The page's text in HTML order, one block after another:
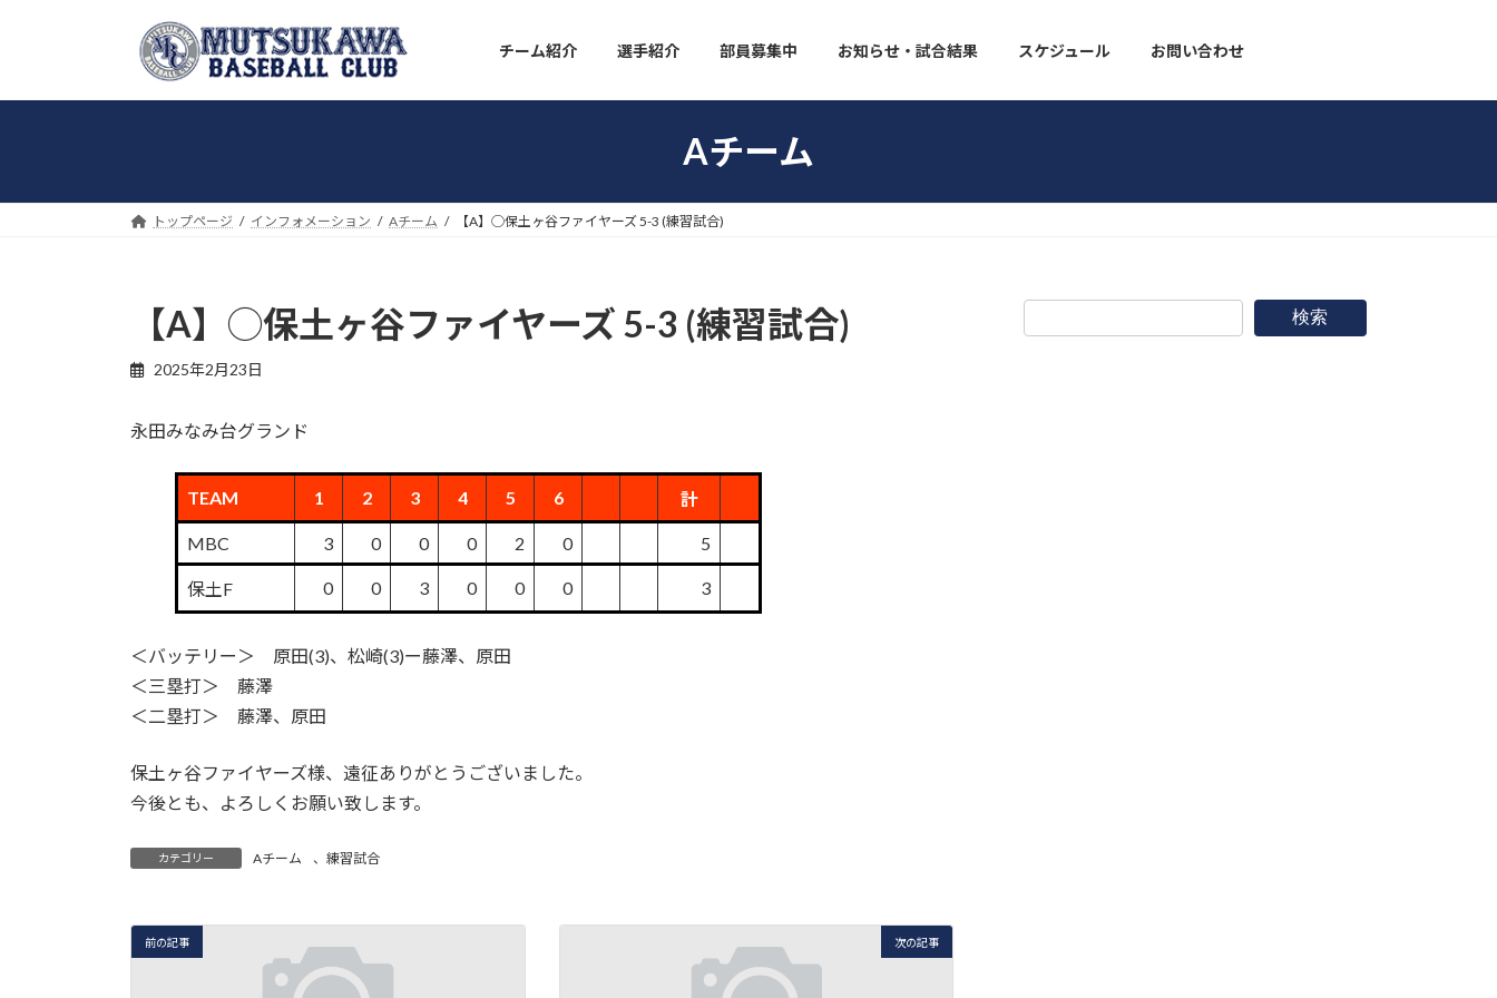
キ
に
チーム紹介 選手紹介 部員募集中 お知らせ・試合結果 スケジュール お問い合わせ
Aチーム
トップページ インフォメーション Aチーム 【A】◯保土ヶ谷ファイヤーズ 5-3 (練習試合)
【A】◯保土ヶ谷ファイヤーズ 5-3 (練習試合)
2025年2月23日
永田みなみ台グランド
TEAM 1 2 3 4 5 6 計
MBC 3 0 0 0 2 0 5
保土F 0 0 3 0 0 0 3
＜バッテリー＞ 原田(3)、松崎(3)ー藤澤、原田
＜三塁打＞ 藤澤
＜二塁打＞ 藤澤、原田
保土ヶ谷ファイヤーズ様、遠征ありがとうございました。
今後とも、よろしくお願い致します。
カテゴリー Aチーム 、 練習試合
前の記事 次の記事
検索